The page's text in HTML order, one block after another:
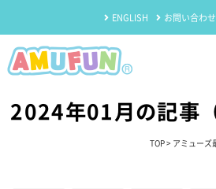
ENGLISH お問い合わせ
2024年01月の記事
TOP> アミューズ